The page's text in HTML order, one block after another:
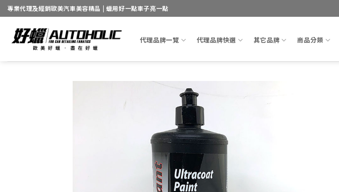
Skip
to
content
專業代理及經銷歐美汽車美容精品 | 蠟用好一點車子亮一點
代理品牌一覽 代理品牌快選 其它品牌 商品分類